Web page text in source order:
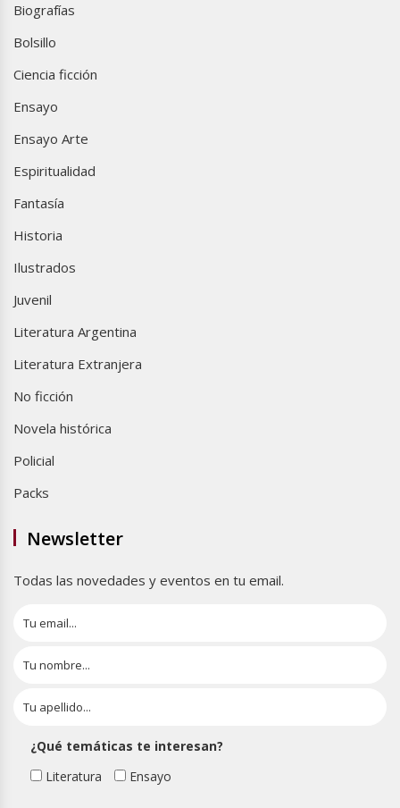
Biografías
Bolsillo
Ciencia ficción
Ensayo
Ensayo Arte
Espiritualidad
Fantasía
Historia
Ilustrados
Juvenil
Literatura Argentina
Literatura Extranjera
No ficción
Novela histórica
Policial
Packs
Newsletter
Todas las novedades y eventos en tu email.
¿Qué temáticas te interesan?
Literatura
Ensayo